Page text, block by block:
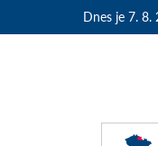
Dnes je 7. 8.